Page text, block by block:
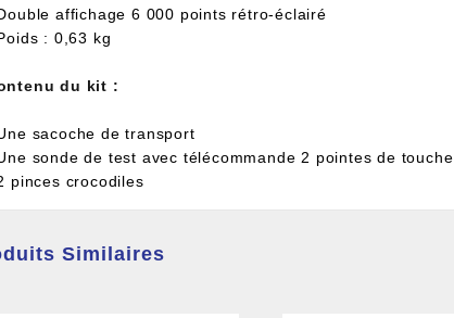
affichage 6 000 points rétro-éclairé
: 0,63 kg
du kit :
sacoche de transport
sonde de test avec télécommande 2 pointes de touche
pinces crocodiles
Similaires